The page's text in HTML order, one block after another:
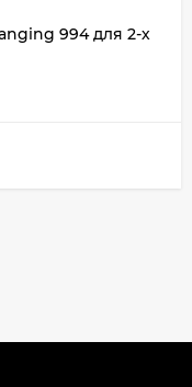
994 для 2-х